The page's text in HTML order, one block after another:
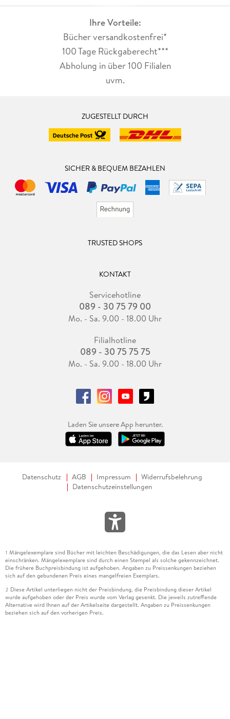
Ihre Vorteile:
Bücher versandkostenfrei*
100 Tage Rückgaberecht***
Abholung in über 100 Filialen
uvm.
ZUGESTELLT DURCH
SICHER & BEQUEM BEZAHLEN
TRUSTED SHOPS
KONTAKT
Servicehotline
089 - 30 75 79 00
Mo. - Sa. 9.00 - 18.00 Uhr
Filialhotline
089 - 30 75 75 75
Mo. - Sa. 9.00 - 18.00 Uhr
Laden Sie unsere App herunter.
Datenschutz AGB Impressum
Widerrufsbelehrung
Datenschutzeinstellungen
1 Mängelexemplare sind Bücher mit leichten Beschädigungen, die das Lesen aber nicht
einschränken. Mängelexemplare sind durch einen Stempel als solche gekennzeichnet.
Die frühere Buchpreisbindung ist aufgehoben. Angaben zu Preissenkungen beziehen
sich auf den gebundenen Preis eines mangelfreien Exemplars.
2 Diese Artikel unterliegen nicht der Preisbindung, die Preisbindung dieser Artikel
wurde aufgehoben oder der Preis wurde vom Verlag gesenkt. Die jeweils zutreffende
Alternative wird Ihnen auf der Artikelseite dargestellt. Angaben zu Preissenkungen
beziehen sich auf den vorherigen Preis.